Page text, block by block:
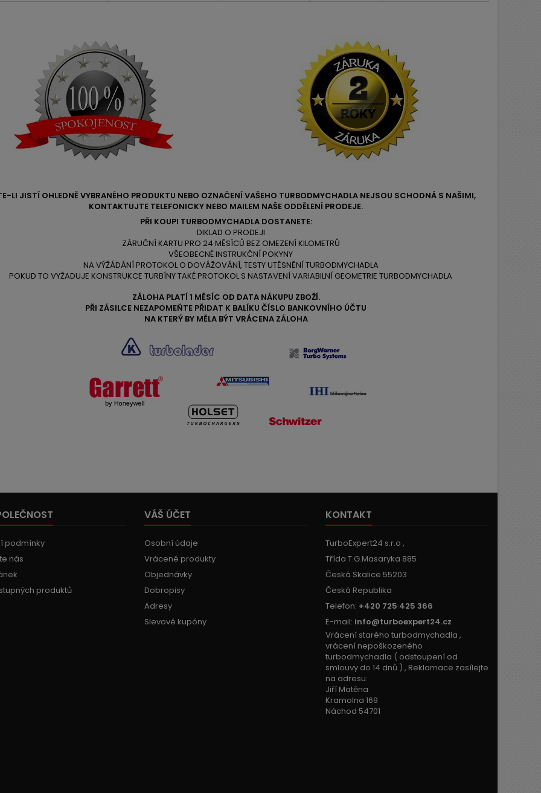
LI JISTÍ OHLEDNĚ VYBRANÉHO PRODUKTU NEBO OZNAČENÍ VAŠEHO TURBODMYCHADLA NEJSOU SCHODNÁ S NAŠIMI,
KONTAKTUJTE TELEFONICKY NEBO MAILEM NAŠE ODDĚLENÍ PRODEJE.
PŘI KOUPI TURBODMYCHADLA DOSTANETE:
DIKLAD O PRODEJI
ZÁRUČNÍ KARTU PRO 24 MĚSÍCŮ BEZ OMEZENÍ KILOMETRŮ
VŠEOBECNÉ INSTRUKČNÍ POKYNY
NA VÝŽÁDÁNÍ PROTOKOL O DOVÁŽOVÁNÍ, TESTY UTĚSNĚNÍ TURBODMYCHADLA
POKUD TO VYŽADUJE KONSTRUKCE TURBÍNY TAKÉ PROTOKOL S NASTAVENÍ VARIABILNÍ GEOMETRIE TURBODMYCHADLA
ZÁLOHA PLATÍ 1 MĚSÍC OD DATA NÁKUPU ZBOŽÍ.
PŘI ZÁSILCE NEZAPOMEŇTE PŘIDAT K BALÍKU ČÍSLO BANKOVNÍHO ÚČTU
NA KTERÝ BY MĚLA BÝT VRÁCENA ZÁLOHA
podmínky
nás
produktů
VÁŠ ÚČET
Osobní údaje
Vrácené produkty
Objednávky
Dobropisy
Adresy
Slevové kupóny
KONTAKT
TurboExpert24 s.r.o ,
Třída T.G.Masaryka 885
Česká Skalice 55203
Česká Republika
Telefon: +420 725 425 366
E-mail: info@turboexpert24.cz
Vrácení starého turbodmychadla ,
vrácení nepoškozeného
turbodmychadla ( odstoupení od
smlouvy do 14 dnů ) , Reklamace zasílejte
na adresu:
Jiří Matěna
Kramolna 169
Náchod 54701